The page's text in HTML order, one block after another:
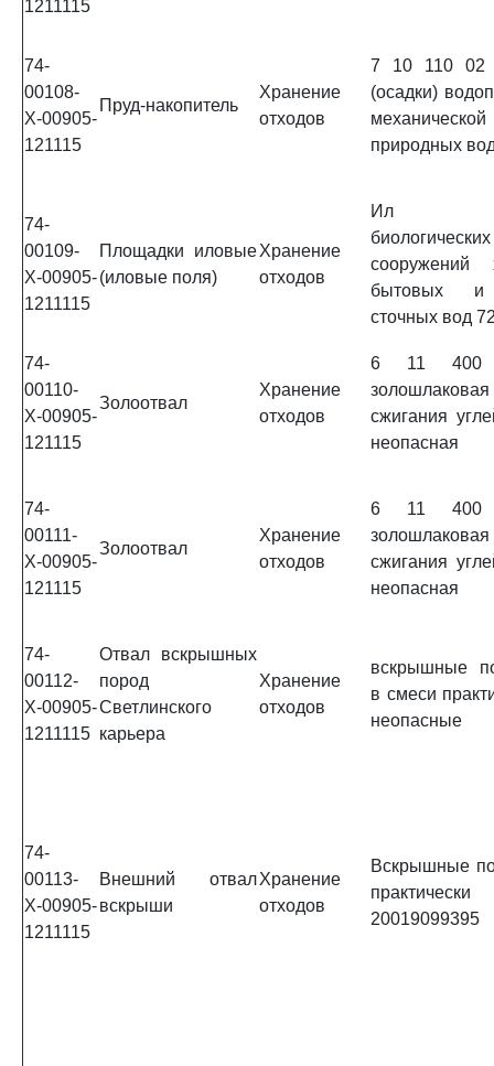
1211115
74-
00108-
Х-00905-
121115
Пруд-накопитель
Хранение
отходов
7 10 110 02
(осадки)
природных
74-
00109-
Х-00905-
1211115
Площадки иловые
(иловые поля)
Хранение
отходов
Ил
сооружений
бытовых и
сточных вод
74-
00110-
Х-00905-
121115
Золоотвал
Хранение
отходов
6 11
сжигания
неопасная
74-
00111-
Х-00905-
121115
Золоотвал
Хранение
отходов
6 11
сжигания
неопасная
74-
00112-
Х-00905-
1211115
Отвал вскрышных
пород
Светлинского
карьера
Хранение
отходов
вскрышные
в смеси
неопасные
74-
00113-
Х-00905-
1211115
Внешний отвал
вскрыши
Хранение
отходов
Вскрышные
20019099395